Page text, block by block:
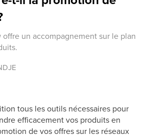
un accompagnement sur le plan
tous les outils nécessaires pour
efficacement vos produits en
de vos offres sur les réseaux